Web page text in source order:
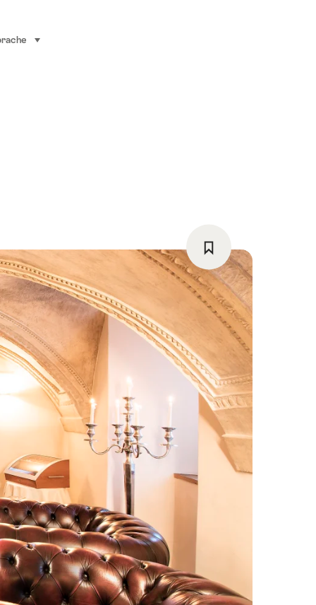
auswählen (klicken um anzuzeigen)
Als
Favorit
speichern:
Wishlist